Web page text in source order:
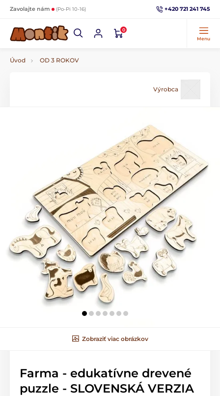
Zavolajte nám (Po-Pi 10-16) +420 721 241 745
0
Menu
Úvod OD 3 ROKOV
Výrobca
Zobraziť viac obrázkov
Farma - edukatívne drevené
puzzle - SLOVENSKÁ VERZIA